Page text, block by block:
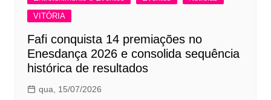
VITÓRIA
Fafi conquista 14 premiações no
Enesdança 2026 e consolida sequência
histórica de resultados
qua, 15/07/2026